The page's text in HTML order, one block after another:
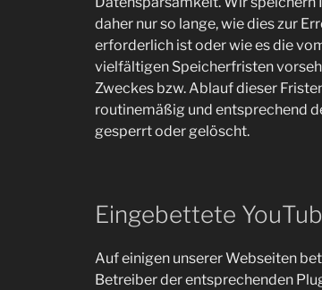
daher nur so lange, wie dies zur
erforderlich ist oder wie es die
vielfältigen Speicherfristen
Zweckes bzw. Ablauf dieser
routinemäßig und entsprechend
gesperrt oder gelöscht.
Eingebettete
Auf einigen unserer Webseiten
Betreiber der entsprechenden